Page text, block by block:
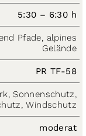
5:30 – 6:30 h
Pfade, alpines
Gelände
PR TF-58
Sonnenschutz,
Windschutz
moderat